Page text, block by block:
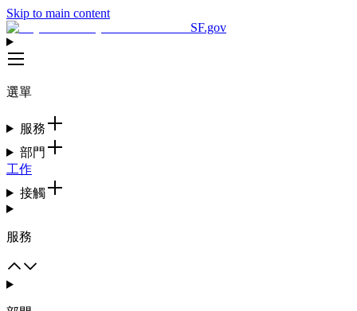
Skip to main content
SF.gov
選單
服務
部門
工作
接觸
服務